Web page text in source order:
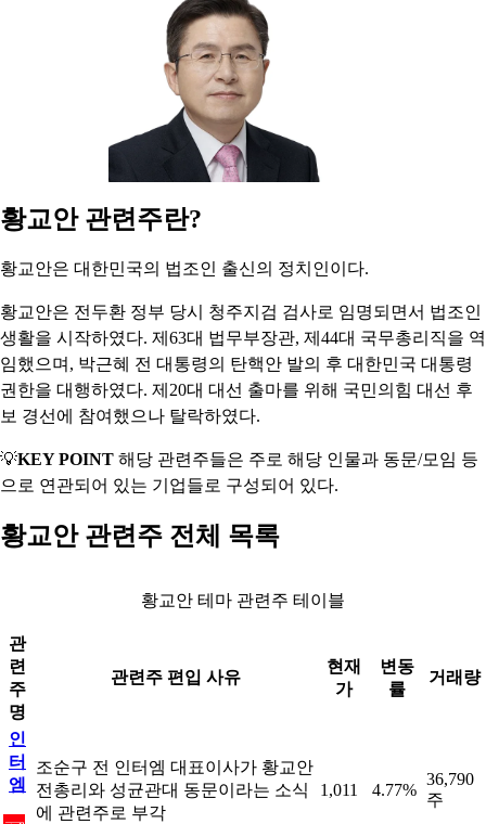
황교안 관련주란?
황교안은 대한민국의 법조인 출신의 정치인이다.
황교안은 전두환 정부 당시 청주지검 검사로 임명되면서 법조인
생활을 시작하였다. 제63대 법무부장관, 제44대 국무총리직을 역
임했으며, 박근혜 전 대통령의 탄핵안 발의 후 대한민국 대통령
권한을 대행하였다. 제20대 대선 출마를 위해 국민의힘 대선 후
보 경선에 참여했으나 탈락하였다.
💡KEY POINT 해당 관련주들은 주로 해당 인물과 동문/모임 등
으로 연관되어 있는 기업들로 구성되어 있다.
황교안 관련주 전체 목록
황교안 테마 관련주 테이블
관
련
주
명
관련주 편입 사유
현재
가
변동
률
거래량
인
터
엠
조순구 전 인터엠 대표이사가 황교안
전총리와 성균관대 동문이라는 소식
에 관련주로 부각
1,011 4.77%
36,790
주